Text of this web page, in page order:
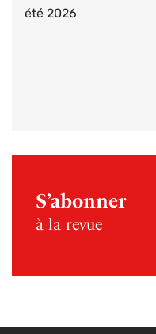
S’abonner
à la revue